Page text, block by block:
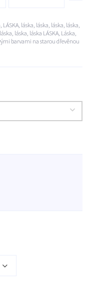
LÁSKA, láska, láska, láska, láska,
láska, láska LÁSKA, Láska,
barvami na starou dřevěnou